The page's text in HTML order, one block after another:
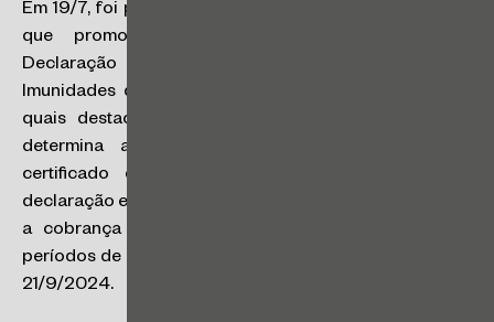
Em 19/7, foi publicada a Instrução Normativa nº 2.204,
que promove alterações na apresentação da
Declaração de Incentivos, Renúncias, Benefícios e
Imunidades de Natureza Tributária – Dirbi, dentre as
quais destacamos a revogação do dispositivo que
determina a obrigatoriedade de assinatura com
certificado digital para apresentação da referida
declaração e prorrogação do prazo para a verificação e
a cobrança das multas da Dirbi, relativamente aos
períodos de apuração de janeiro a julho de 2024, para
21/9/2024.